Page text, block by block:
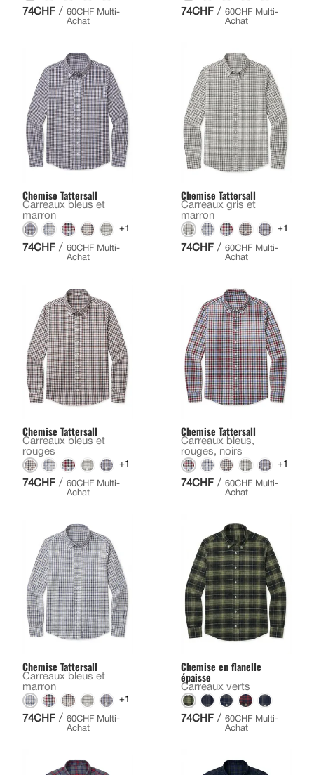
74CHF / 60CHF Multi-
Achat
74CHF / 60CHF Multi-
Achat
Chemise Tattersall
Carreaux bleus et
marron
+1
74CHF / 60CHF Multi-
Achat
Chemise Tattersall
Carreaux gris et
marron
+1
74CHF / 60CHF Multi-
Achat
Chemise Tattersall
Carreaux bleus et
rouges
+1
74CHF / 60CHF Multi-
Achat
Chemise Tattersall
Carreaux bleus,
rouges, noirs
+1
74CHF / 60CHF Multi-
Achat
Chemise Tattersall
Carreaux bleus et
marron
+1
74CHF / 60CHF Multi-
Achat
Chemise en flanelle
épaisse
Carreaux verts
74CHF / 60CHF Multi-
Achat